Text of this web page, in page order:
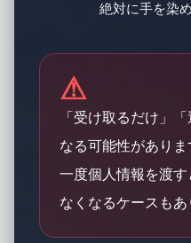
絶対に手を染
⚠
「受け取るだけ」
なる可能性がありま
一度個人情報を渡
なくなるケースもあ